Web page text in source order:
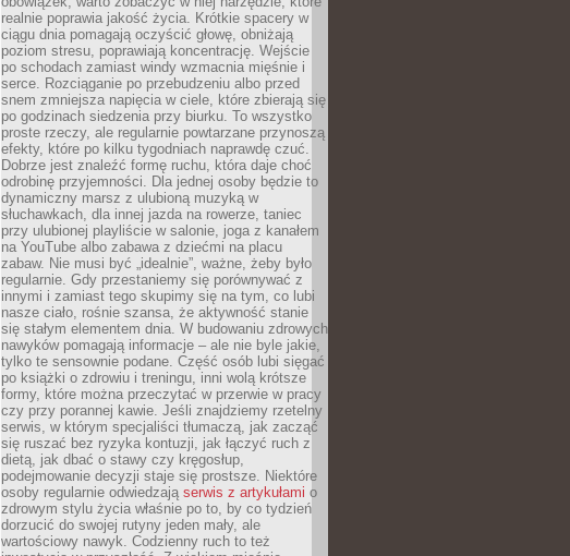
realnie poprawia jakość życia. Krótkie spacery w
ciągu dnia pomagają oczyścić głowę, obniżają
poziom stresu, poprawiają koncentrację. Wejście
po schodach zamiast windy wzmacnia mięśnie i
serce. Rozciąganie po przebudzeniu albo przed
snem zmniejsza napięcia w ciele, które zbierają się
po godzinach siedzenia przy biurku. To wszystko
proste rzeczy, ale regularnie powtarzane przynoszą
efekty, które po kilku tygodniach naprawdę czuć.
Dobrze jest znaleźć formę ruchu, która daje choć
odrobinę przyjemności. Dla jednej osoby będzie to
dynamiczny marsz z ulubioną muzyką w
słuchawkach, dla innej jazda na rowerze, taniec
przy ulubionej playliście w salonie, joga z kanałem
na YouTube albo zabawa z dziećmi na placu
zabaw. Nie musi być „idealnie”, ważne, żeby było
regularnie. Gdy przestaniemy się porównywać z
innymi i zamiast tego skupimy się na tym, co lubi
nasze ciało, rośnie szansa, że aktywność stanie
się stałym elementem dnia. W budowaniu zdrowych
nawyków pomagają informacje – ale nie byle jakie,
tylko te sensownie podane. Część osób lubi sięgać
po książki o zdrowiu i treningu, inni wolą krótsze
formy, które można przeczytać w przerwie w pracy
czy przy porannej kawie. Jeśli znajdziemy rzetelny
serwis, w którym specjaliści tłumaczą, jak zacząć
się ruszać bez ryzyka kontuzji, jak łączyć ruch z
dietą, jak dbać o stawy czy kręgosłup,
podejmowanie decyzji staje się prostsze. Niektóre
osoby regularnie odwiedzają serwis z artykułami o
zdrowym stylu życia właśnie po to, by co tydzień
dorzucić do swojej rutyny jeden mały, ale
wartościowy nawyk. Codzienny ruch to też